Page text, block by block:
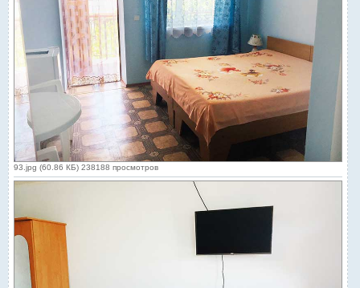
93.jpg (60.86 КБ) 238188 просмотров